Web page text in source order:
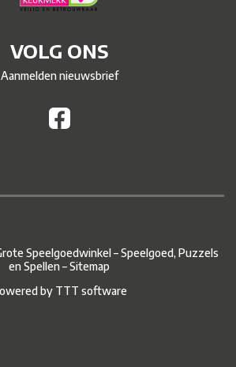
VOLG ONS
Aanmelden nieuwsbrief
Speelgoedwinkel – Speelgoed, Puzzels
en Spellen –Sitemap
by TTT software